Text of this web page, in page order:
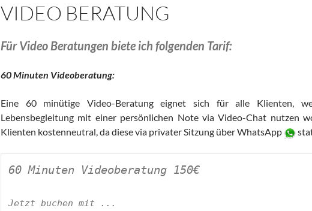
VIDEO BERATUNG
Für Video Beratungen biete ich folgenden Tarif:
60 Minuten Videoberatung:
Eine 60 minütige Video-Beratung eignet sich für alle Klienten,
Lebensbegleitung mit einer persönlichen Note via Video-Chat nutzen
Klienten kostenneutral, da diese via privater Sitzung über WhatsApp
60 Minuten Videoberatung 150€